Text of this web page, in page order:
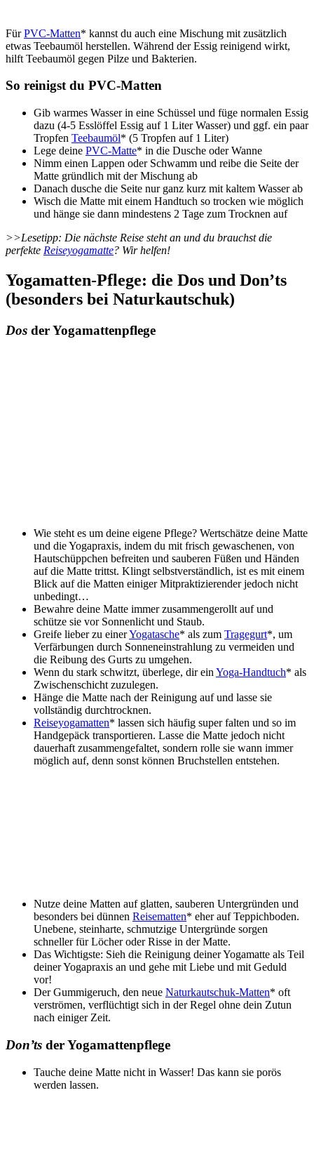
FürPVC-Matten* kannst du auch eine Mischung mit zusätzlich
etwas Teebaumöl herstellen. Während der Essig reinigend wirkt,
hilft Teebaumöl gegen Pilze und Bakterien.
So reinigst du PVC-Matten
Gib warmes Wasser in eine Schüssel und füge normalen Essig
dazu (4-5 Esslöffel Essig auf 1 Liter Wasser) und ggf. ein paar
Tropfen Teebaumöl* (5 Tropfen auf 1 Liter)
Lege deine PVC-Matte* in die Dusche oder Wanne
Nimm einen Lappen oder Schwamm und reibe die Seite der
Matte gründlich mit der Mischung ab
Danach dusche die Seite nur ganz kurz mit kaltem Wasser ab
Wisch die Matte mit einem Handtuch so trocken wie möglich
und hänge sie dann mindestens 2 Tage zum Trocknen auf
>>Lesetipp: Die nächste Reise steht an und du brauchst die
perfekte Reiseyogamatte? Wir helfen!
Yogamatten-Pflege: die Dos und Don’ts
(besonders bei Naturkautschuk)
Dos der Yogamattenpflege
Wie steht es um deine eigene Pflege? Wertschätze deine Matte
und die Yogapraxis, indem du mit frisch gewaschenen, von
Hautschüppchen befreiten und sauberen Füßen und Händen
auf die Matte trittst. Klingt selbstverständlich, ist es mit einem
Blick auf die Matten einiger Mitpraktizierender jedoch nicht
unbedingt…
Bewahre deine Matte immer zusammengerollt auf und
schütze sie vor Sonnenlicht und Staub.
Greife lieber zu einerYogatasche* als zum Tragegurt*, um
Verfärbungen durch Sonneneinstrahlung zu vermeiden und
die Reibung des Gurts zu umgehen.
Wenn du stark schwitzt, überlege, dir ein Yoga-Handtuch* als
Zwischenschicht zuzulegen.
Hänge die Matte nach der Reinigung auf und lasse sie
vollständig durchtrocknen.
Reiseyogamatten* lassen sich häufig super falten und so im
Handgepäck transportieren. Lasse die Matte jedoch nicht
dauerhaft zusammengefaltet, sondern rolle sie wann immer
möglich auf, denn sonst können Bruchstellen entstehen.
Nutze deine Matten auf glatten, sauberen Untergründen und
besonders bei dünnen Reisematten* eher auf Teppichboden.
Unebene, steinharte, schmutzige Untergründe sorgen
schneller für Löcher oder Risse in der Matte.
Das Wichtigste: Sieh die Reinigung deiner Yogamatte als Teil
deiner Yogapraxis an und gehe mit Liebe und mit Geduld
vor!
Der Gummigeruch, den neue Naturkautschuk-Matten* oft
verströmen, verflüchtigt sich in der Regel ohne dein Zutun
nach einiger Zeit.
Don’ts der Yogamattenpflege
Tauche deine Matte nicht in Wasser! Das kann sie porös
werden lassen.